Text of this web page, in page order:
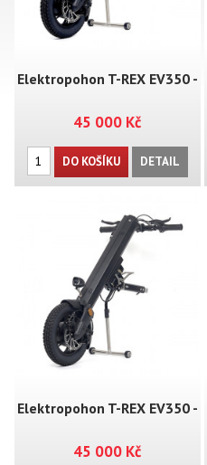
Elektropohon T-REX EV350 -
MT01
45 000 Kč
DO KOŠÍKU DETAIL
Elektropohon T-REX EV350 -
MT02
45 000 Kč